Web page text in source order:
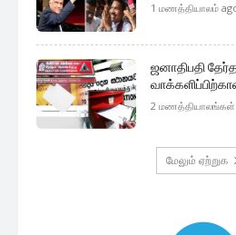
1 மணத்தியாலம்
ஜனாதிபதி
2 மணத்தியாலங்கள்
மேலும் ஏற்றுக